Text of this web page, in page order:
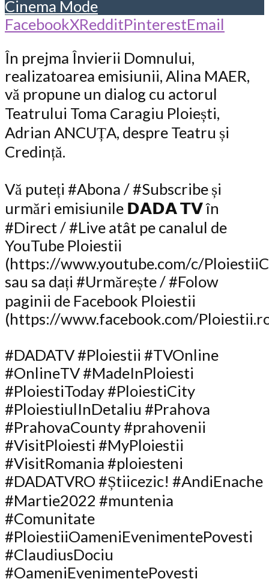
Cinema Mode
FacebookXRedditPinterestEmail
În prejma Învierii Domnului,
realizatoarea emisiunii, Alina MAER,
vă propune un dialog cu actorul
Teatrului Toma Caragiu Ploiești,
Adrian ANCUȚA, despre Teatru și
Credință.
Vă puteți #Abona / #Subscribe și
urmări emisiunile 𝗗𝗔𝗗𝗔 𝗧𝗩 în
#Direct / #Live atât pe canalul de
YouTube Ploiestii
(https://www.youtube.com/c/
sau sa dați #Urmărește / #Folow
paginii de Facebook Ploiestii
(https://www.facebook.com/
#DADATV #Ploiestii #TVOnline
#OnlineTV #MadeInPloiesti
#PloiestiToday #PloiestiCity
#PloiestiulInDetaliu #Prahova
#PrahovaCounty #prahovenii
#VisitPloiesti #MyPloiestii
#VisitRomania #ploiesteni
#DADATVRO #Știicezic! #AndiEnache
#Martie2022 #muntenia
#Comunitate
#PloiestiiOameniEvenimentePovesti
#ClaudiusDociu
#OameniEvenimentePovesti